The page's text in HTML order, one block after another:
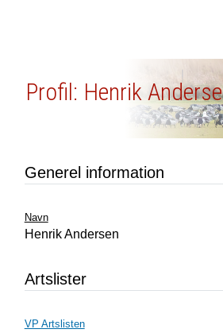
Profil: Henrik
Generel information
Navn
Henrik Andersen
Artslister
VP Artslisten